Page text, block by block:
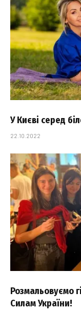
У Києві серед
22.10.2022
Розмальовуємо
Силам України!